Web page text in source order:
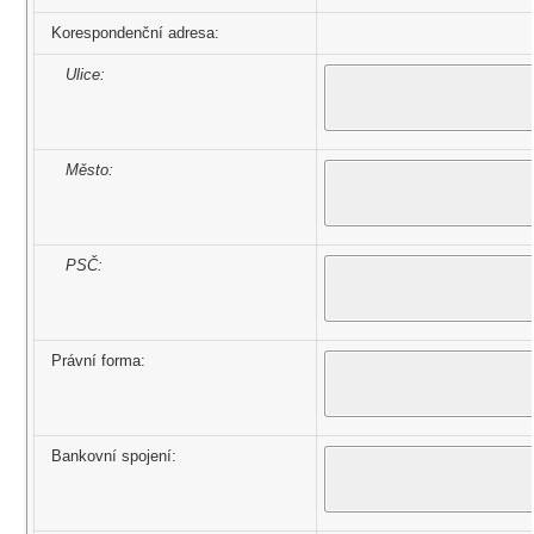
Korespondenční adresa:
Ulice:
Město:
PSČ:
Právní forma:
Bankovní spojení: